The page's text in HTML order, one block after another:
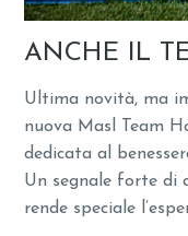
ANCHE IL
Ultima novità, ma
nuova Masl Team
dedicata al
Un segnale forte di
rende speciale